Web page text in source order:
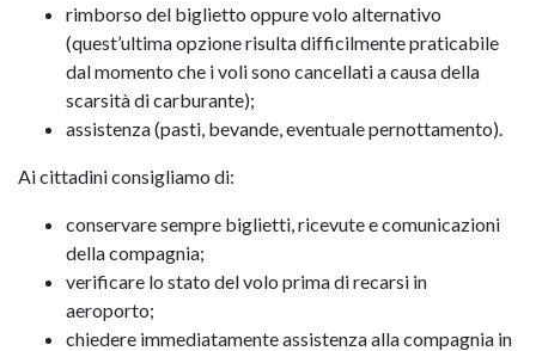
rimborso del biglietto oppure volo alternativo
(quest’ultima opzione risulta difficilmente praticabile
dal momento che i voli sono cancellati a causa della
scarsità di carburante);
assistenza (pasti, bevande, eventuale pernottamento).
Ai cittadini consigliamo di:
conservare sempre biglietti, ricevute e comunicazioni
della compagnia;
verificare lo stato del volo prima di recarsi in
aeroporto;
chiedere immediatamente assistenza alla compagnia in